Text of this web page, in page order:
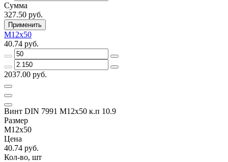
Сумма
327.50 руб.
Применить
M12x50
40.74 руб.
2037.00 руб.
Винт DIN 7991 M12x50 к.п 10.9
Размер
M12x50
Цена
40.74 руб.
Кол-во, шт